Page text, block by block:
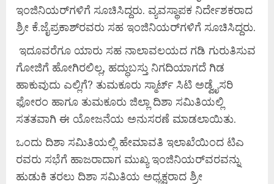
ಇಂಜಿನಿಯರ್‌ಗಳಿಗೆ ಸೂಚಿಸಿದ್ದರು. ವ್ಯವಸ್ಥಾಪಕ ನಿರ್ದೇಶಕರಾದ
ಶ್ರೀ ಕೆ.ಜೈಪ್ರಕಾಶ್‌ರವರು ಸಹ ಇಂಜಿನಿಯರ್‌ಗಳಿಗೆ ಸೂಚಿಸಿದ್ದರು.
ಇದೂವರೆಗೂ ಯಾರು ಸಹ ನಾಲಾವಲಯದ ಗಡಿ ಗುರುತಿಸುವ
ಗೋಜಿಗೆ ಹೋಗಿರಲಿಲ್ಲ, ಹದ್ಧುಬಸ್ತು ನಿಗದಿಯಾಗದೆ ಗಿಡ
ಹಾಕುವುದು ಎಲ್ಲಿಗೆ? ತುಮಕೂರು ಸ್ಮಾರ್ಟ್ ಸಿಟಿ ಅಡ್ವೈಸರಿ
ಫೋರಂ ಹಾಗೂ ತುಮಕೂರು ಜಿಲ್ಲಾ ದಿಶಾ ಸಮಿತಿಯಲ್ಲಿ
ಸತತವಾಗಿ ಈ ಯೋಜನೆಯ ಅನುಸರಣೆ ಮಾಡಲಾಯಿತು.
ಒಂದು ದಿಶಾ ಸಮಿತಿಯಲ್ಲಿ ಹೇಮಾವತಿ ಇಲಾಖೆಯಿಂದ ಟಿಎ
ರವರು ಸಭೆಗೆ ಹಾಜರಾದಾಗ ಮುಖ್ಯ ಇಂಜಿನಿಯರ್‌ವರವನ್ನು
ಹುಡುಕಿ ತರಲು ದಿಶಾ ಸಮಿತಿಯ ಅಧ್ಯಕ್ಷರಾದ ಶ್ರೀ